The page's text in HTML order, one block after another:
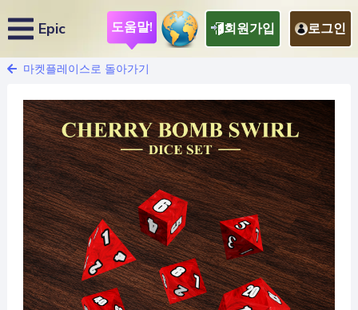
Epic 도움말! 회원가입 로그인
마켓플레이스로 돌아가기